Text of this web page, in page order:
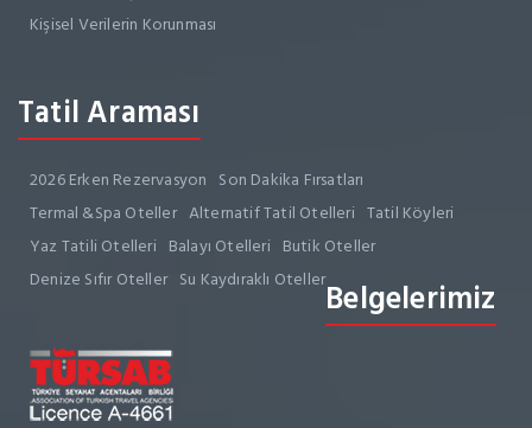
Kişisel Verilerin Korunması
Tatil Araması
2026 Erken Rezervasyon Son Dakika Fırsatları
Termal &Spa Oteller Alternatif Tatil Otelleri Tatil Köyleri
Yaz Tatili Otelleri Balayı Otelleri Butik Oteller
Denize Sıfır Oteller Su Kaydıraklı OtellerBelgelerimiz